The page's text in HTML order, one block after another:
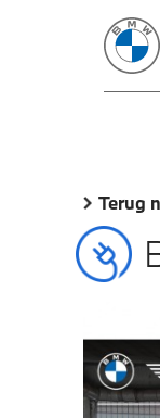
Terug